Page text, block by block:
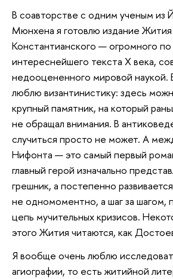
В соавторстве с одним ученым из
Мюнхена я готовлю издание
Константианского — огромного
интереснейшего текста Х века,
недооцененного мировой наукой.
люблю византинистику: здесь
крупный памятник, на который
не обращал внимания. В
случиться просто не может. А
Нифонта — это самый первый
главный герой изначально
грешник, а постепенно
не одномоментно, а шаг за шагом,
цепь мучительных кризисов.
этого Жития читаются, как
Я вообще очень люблю
агиографии, то есть житийной